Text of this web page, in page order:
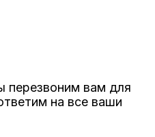
перезвоним вам для
на все ваши